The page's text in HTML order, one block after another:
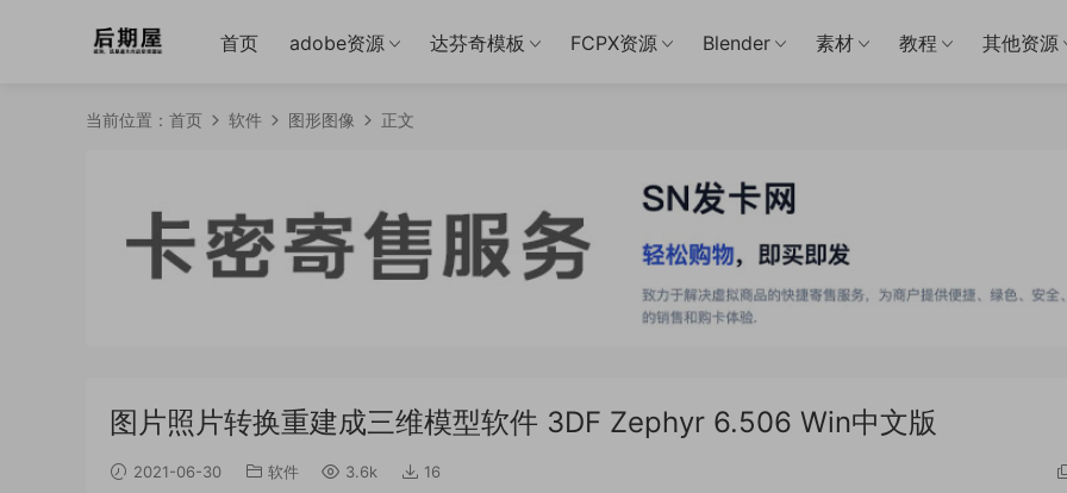
首页 adobe资源 达芬奇模板 FCPX资源 Blender 素材 教程 其他资源
当前位置： 首页 软件 图形图像 正文
图片照片转换重建成三维模型软件 3DF Zephyr 6.506 Win中文版
2021-06-30 软件 3.6k 16